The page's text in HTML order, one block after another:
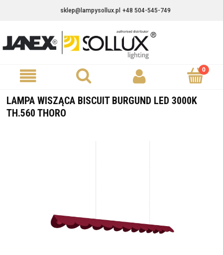
sklep@lampysollux.pl +48 504-545-749
LAMPA WISZĄCA BISCUIT BURGUND LED 3000K
TH.560 THORO